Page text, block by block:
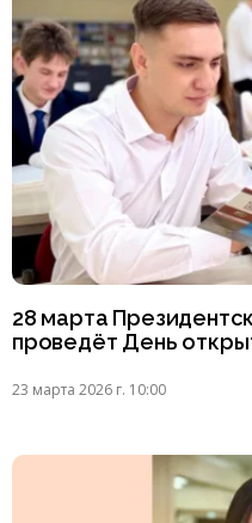
28 марта
проведёт День
23 марта 2026 г. 10:00